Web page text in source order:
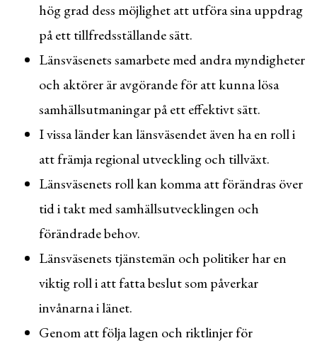
hög grad dess möjlighet att utföra sina uppdrag
på ett tillfredsställande sätt.
Länsväsenets samarbete med andra myndigheter
och aktörer är avgörande för att kunna lösa
samhällsutmaningar på ett effektivt sätt.
I vissa länder kan länsväsendet även ha en roll i
att främja regional utveckling och tillväxt.
Länsväsenets roll kan komma att förändras över
tid i takt med samhällsutvecklingen och
förändrade behov.
Länsväsenets tjänstemän och politiker har en
viktig roll i att fatta beslut som påverkar
invånarna i länet.
Genom att följa lagen och riktlinjer för